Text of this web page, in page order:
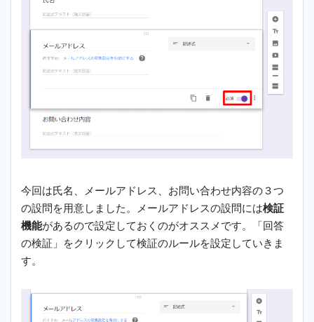
今回は氏名、メールアドレス、お問い合わせ内容の３つ
の設問を用意しました。メールアドレスの設問には検証
機能があるので設定しておくのがオススメです。「回答
の検証」をクリックして検証のルールを設定していきま
す。